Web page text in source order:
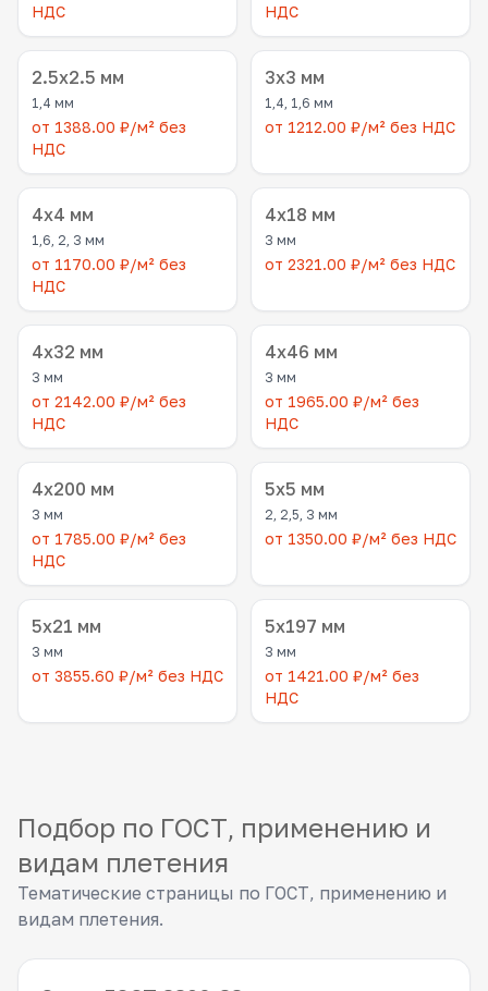
НДС
НДС
2.5x2.5 мм
1,4 мм
от 1388.00 ₽/м² без
НДС
3x3 мм
1,4, 1,6 мм
от 1212.00 ₽/м² без НДС
4x4 мм
1,6, 2, 3 мм
от 1170.00 ₽/м² без
НДС
4x18 мм
3 мм
от 2321.00 ₽/м² без НДС
4x32 мм
3 мм
от 2142.00 ₽/м² без
НДС
4x46 мм
3 мм
от 1965.00 ₽/м² без
НДС
4x200 мм
3 мм
от 1785.00 ₽/м² без
НДС
5x5 мм
2, 2,5, 3 мм
от 1350.00 ₽/м² без НДС
5x21 мм
3 мм
от 3855.60 ₽/м² без НДС
5x197 мм
3 мм
от 1421.00 ₽/м² без
НДС
Подбор по ГОСТ, применению и
видам плетения
Тематические страницы по ГОСТ, применению и
видам плетения.